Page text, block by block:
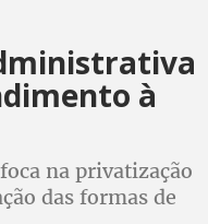
à
na privatização
das formas de